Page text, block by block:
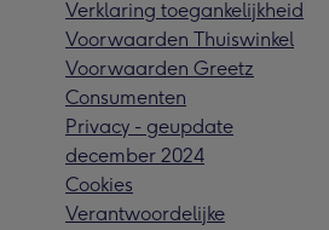
Verklaring toegankelijkheid
Voorwaarden Thuiswinkel
Voorwaarden Greetz
Consumenten
Privacy - geupdate
december 2024
Cookies
Verantwoordelijke